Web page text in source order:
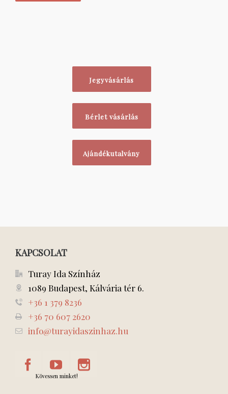
Jegyvásárlás
Bérlet vásárlás
Ajándékutalvány
KAPCSOLAT
Turay Ida Színház
1089 Budapest, Kálvária tér 6.
+36 1 379 8236
+36 70 607 2620
info@turayidaszinhaz.hu
Kövessen minket!